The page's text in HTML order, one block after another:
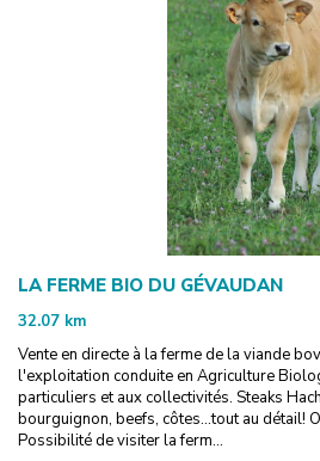
LA FERME BIO DU GÉVAUDAN
32.07 km
Vente en directe à la ferme de la viande
l'exploitation conduite en Agriculture
particuliers et aux collectivités. Steaks
bourguignon, beefs, côtes...tout au détail!
Possibilité de visiter la ferm...